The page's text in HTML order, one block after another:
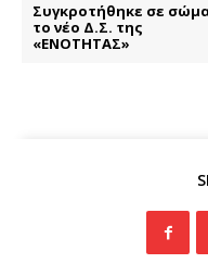
Συγκροτήθηκε σε
το νέο Δ.Σ. της
«ΕΝΟΤΗΤΑΣ»